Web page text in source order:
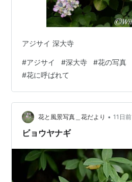
アジサイ 深大寺
#アジサイ #深大寺 #花の写真
#花に呼ばれて
花と風景写真＿花だより • 11日前
ビョウヤナギ